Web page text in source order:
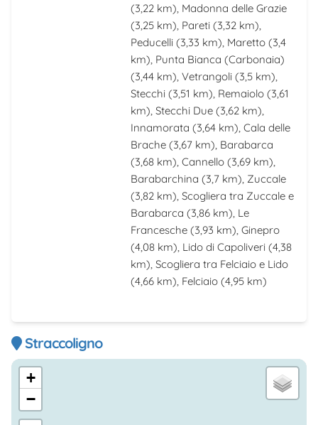
(3,22 km), Madonna delle Grazie
(3,25 km), Pareti (3,32 km),
Peducelli (3,33 km), Maretto (3,4
km), Punta Bianca (Carbonaia)
(3,44 km), Vetrangoli (3,5 km),
Stecchi (3,51 km), Remaiolo (3,61
km), Stecchi Due (3,62 km),
Innamorata (3,64 km), Cala delle
Brache (3,67 km), Barabarca
(3,68 km), Cannello (3,69 km),
Barabarchina (3,7 km), Zuccale
(3,82 km), Scogliera tra Zuccale e
Barabarca (3,86 km), Le
Francesche (3,93 km), Ginepro
(4,08 km), Lido di Capoliveri (4,38
km), Scogliera tra Felciaio e Lido
(4,66 km), Felciaio (4,95 km)
Straccoligno
+
−